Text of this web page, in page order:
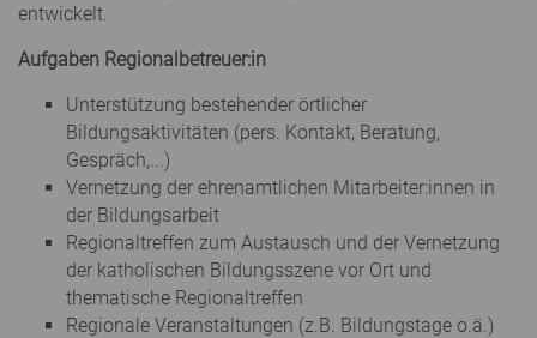
entwickelt.
Aufgaben Regionalbetreuer:in
Unterstützung bestehender örtlicher
Bildungsaktivitäten (pers. Kontakt, Beratung,
Gespräch,...)
Vernetzung der ehrenamtlichen Mitarbeiter:innen in
der Bildungsarbeit
Regionaltreffen zum Austausch und der Vernetzung
der katholischen Bildungsszene vor Ort und
thematische Regionaltreffen
Regionale Veranstaltungen (z.B. Bildungstage o.ä.)